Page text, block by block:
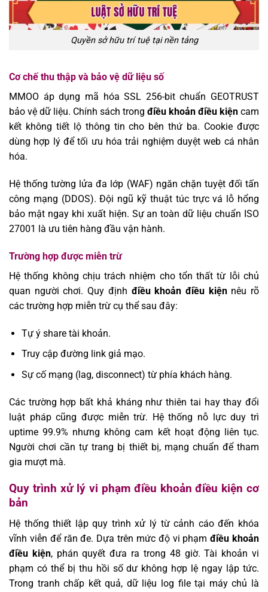
Quyền sở hữu trí tuệ tại nền tảng
Cơ chế thu thập và bảo vệ dữ liệu số
MMOO áp dụng mã hóa SSL 256-bit chuẩn GEOTRUST
bảo vệ dữ liệu. Chính sách trong điều khoản điều kiện cam
kết không tiết lộ thông tin cho bên thứ ba. Cookie được
dùng hợp lý để tối ưu hóa trải nghiệm duyệt web cá nhân
hóa.
Hệ thống tường lửa đa lớp (WAF) ngăn chặn tuyệt đối tấn
công mạng (DDOS). Đội ngũ kỹ thuật túc trực vá lỗ hổng
bảo mật ngay khi xuất hiện. Sự an toàn dữ liệu chuẩn ISO
27001 là ưu tiên hàng đầu vận hành.
Trường hợp được miễn trừ
Hệ thống không chịu trách nhiệm cho tổn thất từ lỗi chủ
quan người chơi. Quy định điều khoản điều kiệnnêu rõ
các trường hợp miễn trừ cụ thể sau đây:
Tự ý share tài khoản.
Truy cập đường link giả mạo.
Sự cố mạng (lag, disconnect) từ phía khách hàng.
Các trường hợp bất khả kháng như thiên tai hay thay đổi
luật pháp cũng được miễn trừ. Hệ thống nỗ lực duy trì
uptime 99.9% nhưng không cam kết hoạt động liên tục.
Người chơi cần tự trang bị thiết bị, mạng chuẩn để tham
gia mượt mà.
Quy trình xử lý vi phạm điều khoản điều kiện cơ
bản
Hệ thống thiết lập quy trình xử lý từ cảnh cáo đến khóa
vĩnh viễn để răn đe. Dựa trên mức độ vi phạmđiều khoản
điều kiện, phán quyết đưa ra trong 48 giờ. Tài khoản vi
phạm có thể bị thu hồi số dư không hợp lệ ngay lập tức.
Trong tranh chấp kết quả, dữ liệu log file tại máy chủ là